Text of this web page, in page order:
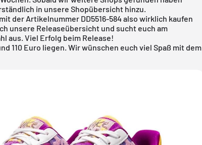
in unsere Shopübersicht hinzu.
der Artikelnummer DD5516-584 also wirklich kaufen
unsere Releaseübersicht und sucht euch am
aus. Viel Erfolg beim Release!
110 Euro liegen. Wir wünschen euch viel Spaß mit dem